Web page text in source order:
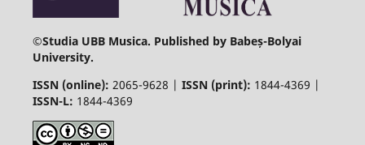
©Studia UBB Musica. Published by Babeș-Bolyai
University.
ISSN (online): 2065-9628 | ISSN (print): 1844-4369 |
ISSN-L: 1844-4369